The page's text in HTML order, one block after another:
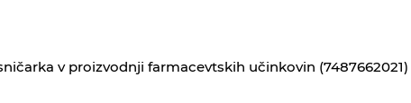
v proizvodnji farmacevtskih učinkovin (7487662021)